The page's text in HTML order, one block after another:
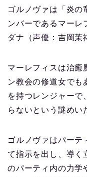
ゴルノヴァは「炎の
ンバーであるマーレ
ダナ（声優：吉岡茉
マーレフィスは治癒
ン教会の修道女でも
を持つレンジャーで
らないという謎めい
ゴルノヴァはパーテ
て指示を出し、導く
のパーティ内の力学